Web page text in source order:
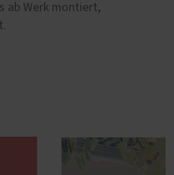
ab Werk montiert,